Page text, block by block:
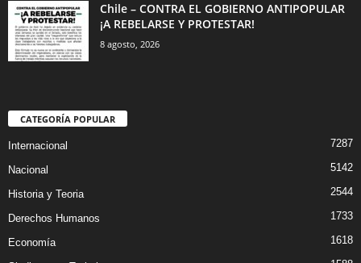
Chile – CONTRA EL GOBIERNO ANTIPOPULAR
¡A REBELARSE Y PROTESTAR!
8 agosto, 2026
CATEGORÍA POPULAR
Internacional 7287
Nacional 5142
Historia y Teoria 2544
Derechos Humanos 1733
Economía 1618